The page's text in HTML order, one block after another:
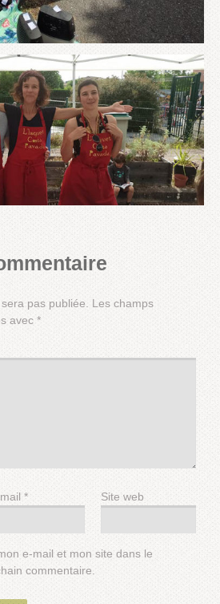
pas publiée.
Les champs
avec *
* Site web
e-mail et mon site dans le
commentaire.